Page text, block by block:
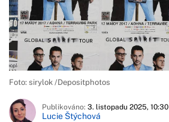
Foto: sirylok /Depositphotos
Publikováno: 3. listopadu 2025, 10:30
Lucie Štýchová